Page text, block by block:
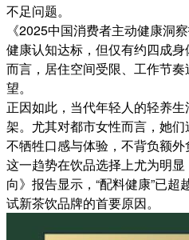
不足问题。
《2025中国消费者主动健康洞
健康认知达标，但仅有约四成
而言，居住空间受限、工作节奏
望。
正因如此，当代年轻人的轻养生
架。尤其对都市女性而言，她
不牺牲口感与体验，不背负额外
这一趋势在饮品选择上尤为明
向》报告显示，“配料健康”已超
试新茶饮品牌的首要原因。